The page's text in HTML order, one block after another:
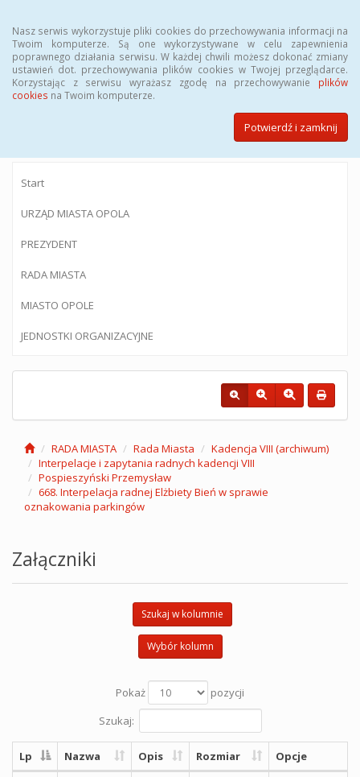
Nasz serwis wykorzystuje pliki cookies do przechowywania informacji na
Twoim komputerze. Są one wykorzystywane w celu zapewnienia
poprawnego działania serwisu. W każdej chwili możesz dokonać zmiany
ustawień dot. przechowywania plików cookies w Twojej przeglądarce.
Korzystając z serwisu wyrażasz zgodę na przechowywanie plików
cookies na Twoim komputerze.
Potwierdź i zamknij
BIULETYN INFORMACJI PUBLICZNEJ
Urzędu Miasta Opola
Start
URZĄD MIASTA OPOLA
PREZYDENT
RADA MIASTA
MIASTO OPOLE
JEDNOSTKI ORGANIZACYJNE
RADA MIASTA Rada Miasta
Kadencja VIII (archiwum)
Interpelacje i zapytania radnych kadencji VIII
Pospieszyński Przemysław
668. Interpelacja radnej Elżbiety Bień w sprawie
oznakowania parkingów
Załączniki
Szukaj w kolumnie
Wybór kolumn
Pokaż
pozycji
Szukaj:
Lp Nazwa Opis Rozmiar Opcje